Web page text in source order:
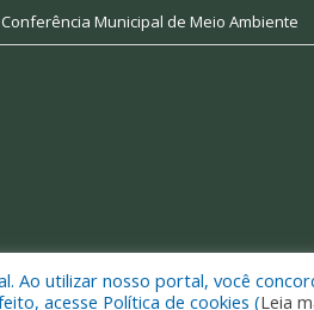
Conferência Municipal de Meio Ambiente
Ajuru.
Ao utilizar nosso portal, você
acesse Política de cookies (Leia